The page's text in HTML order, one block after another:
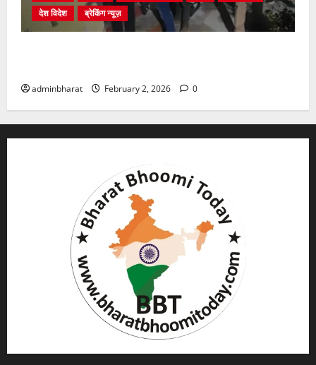
देश विदेश ब्रेकिंग न्यूज़
adminbharat February 2, 2026 0